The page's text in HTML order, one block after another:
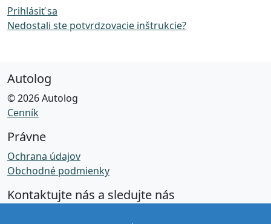
Prihlásiť sa
Nedostali ste potvrdzovacie inštrukcie?
Autolog
© 2026 Autolog
Cenník
Právne
Ochrana údajov
Obchodné podmienky
Kontaktujte nás a sledujte nás